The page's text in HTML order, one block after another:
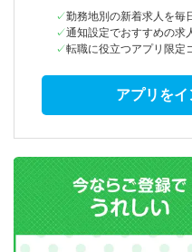
勤務地別の新着求人を毎
通知設定でおすすめの求
転職に役立つアプリ限定
アプリを